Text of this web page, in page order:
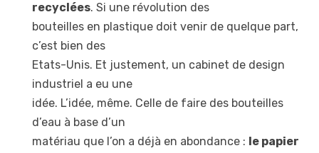
recyclées. Si une révolution des
bouteilles en plastique doit venir de quelque part,
c’est bien des
Etats-Unis. Et justement, un cabinet de design
industriel a eu une
idée. L’idée, même. Celle de faire des bouteilles
d’eau à base d’un
matériau que l’on a déjà en abondance : le papier